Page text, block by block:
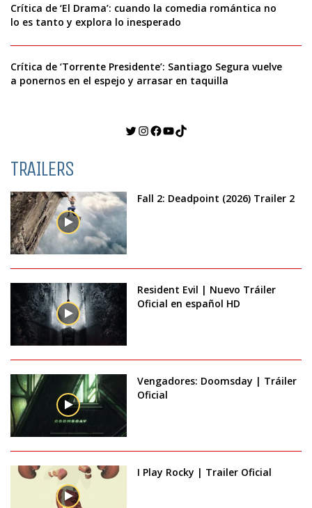
Crítica de ‘El Drama’: cuando la comedia romántica no
lo es tanto y explora lo inesperado
Crítica de ‘Torrente Presidente’: Santiago Segura vuelve
a ponernos en el espejo y arrasar en taquilla
Twitter
Instagram
Facebook
YouTube
TikTok
TRAILERS
Fall 2: Deadpoint (2026) Trailer 2
Resident Evil | Nuevo Tráiler
Oficial en español HD
Vengadores: Doomsday | Tráiler
Oficial
I Play Rocky | Trailer Oficial